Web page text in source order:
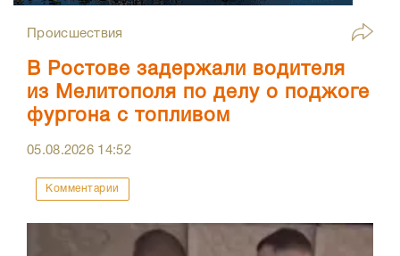
Происшествия
В Ростове задержали водителя
из Мелитополя по делу о поджоге
фургона с топливом
05.08.2026 14:52
Комментарии